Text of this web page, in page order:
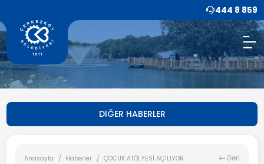
444 8 859
DİĞER HABERLER
Anasayfa Haberler ÇOCUK ATÖLYESİ AÇILIYOR Geri